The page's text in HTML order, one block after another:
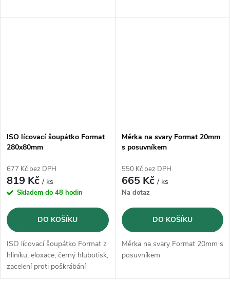
ISO lícovací šoupátko Format
280x80mm
677 Kč bez DPH
819 Kč/ ks
Skladem do 48 hodin
DO KOŠÍKU
ISO lícovací šoupátko Format z
hliníku, eloxace, černý hlubotisk,
zacelení proti poškrábání
Měrka na svary Format 20mm
s posuvníkem
550 Kč bez DPH
665 Kč/ ks
Na dotaz
DO KOŠÍKU
Měrka na svary Format 20mm s
posuvníkem